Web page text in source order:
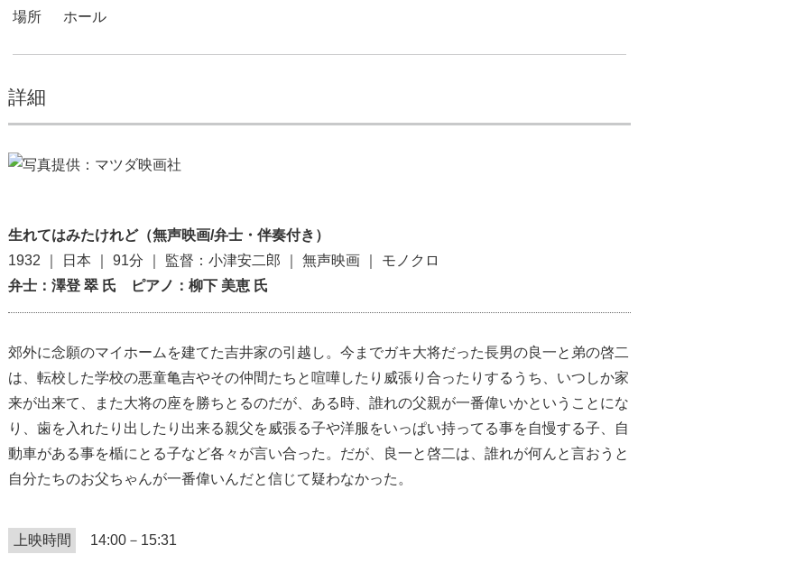
場所
ホール
詳細
生れてはみたけれど（無声映画/弁士・伴奏付き）
1932 ｜ 日本 ｜ 91分 ｜ 監督：小津安二郎 ｜ 無声映画 ｜ モノクロ
弁士：澤登 翠 氏 ピアノ：柳下 美恵 氏
郊外に念願のマイホームを建てた吉井家の引越し。今までガキ大将だった長男の良一と弟の啓二
は、転校した学校の悪童亀吉やその仲間たちと喧嘩したり威張り合ったりするうち、いつしか家
来が出来て、また大将の座を勝ちとるのだが、ある時、誰れの父親が一番偉いかということにな
り、歯を入れたり出したり出来る親父を威張る子や洋服をいっぱい持ってる事を自慢する子、自
動車がある事を楯にとる子など各々が言い合った。だが、良一と啓二は、誰れが何んと言おうと
自分たちのお父ちゃんが一番偉いんだと信じて疑わなかった。
上映時間 14:00－15:31